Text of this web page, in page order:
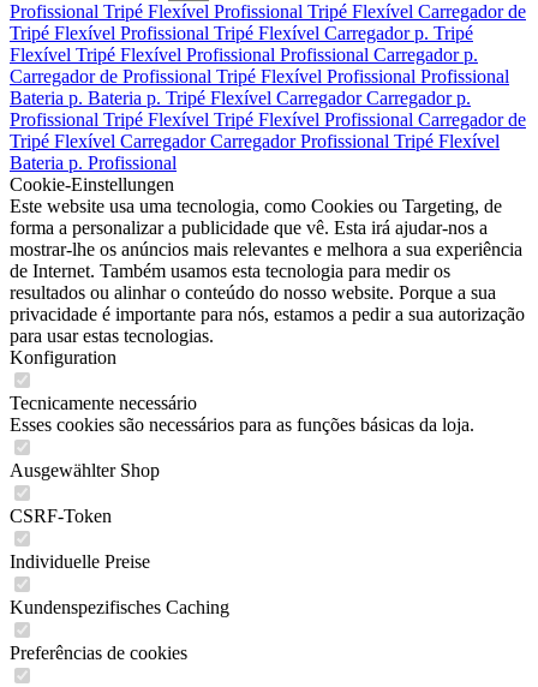
Profissional Tripé Flexível Profissional Tripé Flexível Carregador de
Tripé Flexível Profissional Tripé Flexível Carregador p. Tripé
Flexível Tripé Flexível Profissional Profissional Carregador p.
Carregador de Profissional Tripé Flexível Profissional Profissional
Bateria p. Bateria p. Tripé Flexível CarregadorCarregador p.
Profissional Tripé Flexível Tripé Flexível Profissional Carregador de
Tripé Flexível CarregadorCarregadorProfissional Tripé Flexível
Bateria p. Profissional
Cookie-Einstellungen
Este website usa uma tecnologia, como Cookies ou Targeting, de
forma a personalizar a publicidade que vê. Esta irá ajudar-nos a
mostrar-lhe os anúncios mais relevantes e melhora a sua experiência
de Internet. Também usamos esta tecnologia para medir os
resultados ou alinhar o conteúdo do nosso website. Porque a sua
privacidade é importante para nós, estamos a pedir a sua autorização
para usar estas tecnologias.
Konfiguration
Tecnicamente necessário
Esses cookies são necessários para as funções básicas da loja.
Ausgewählter Shop
CSRF-Token
Individuelle Preise
Kundenspezifisches Caching
Preferências de cookies